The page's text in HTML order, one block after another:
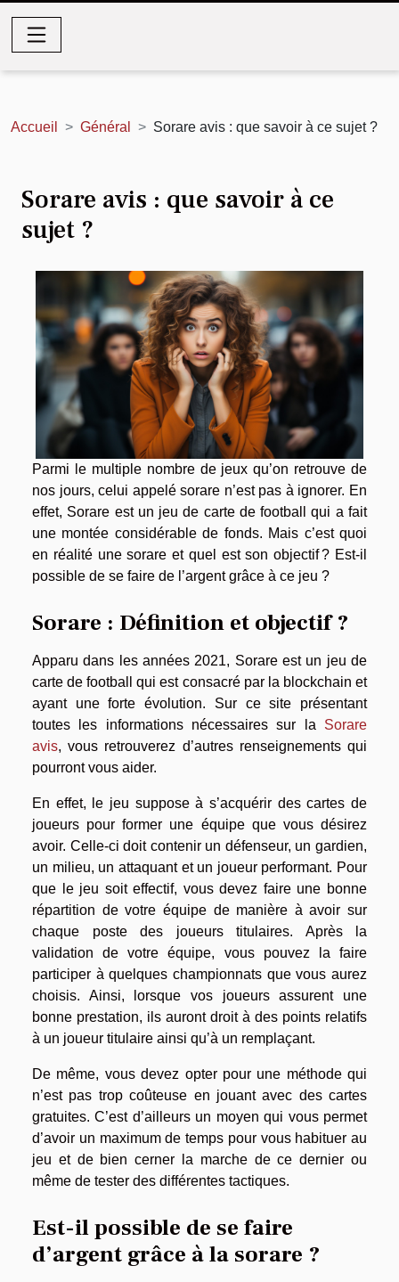
Accueil Général Sorare avis : que savoir à ce sujet ?
Sorare avis : que savoir à ce
sujet ?
Parmi le multiple nombre de jeux qu’on retrouve de
nos jours, celui appelé sorare n’est pas à ignorer. En
effet, Sorare est un jeu de carte de football qui a fait
une montée considérable de fonds. Mais c’est quoi
en réalité une sorare et quel est son objectif ? Est-il
possible de se faire de l’argent grâce à ce jeu ?
Sorare : Définition et objectif ?
Apparu dans les années 2021, Sorare est un jeu de
carte de football qui est consacré par la blockchain et
ayant une forte évolution. Sur ce site présentant
toutes les informations nécessaires sur la Sorare
avis, vous retrouverez d’autres renseignements qui
pourront vous aider.
En effet, le jeu suppose à s’acquérir des cartes de
joueurs pour former une équipe que vous désirez
avoir. Celle-ci doit contenir un défenseur, un gardien,
un milieu, un attaquant et un joueur performant. Pour
que le jeu soit effectif, vous devez faire une bonne
répartition de votre équipe de manière à avoir sur
chaque poste des joueurs titulaires. Après la
validation de votre équipe, vous pouvez la faire
participer à quelques championnats que vous aurez
choisis. Ainsi, lorsque vos joueurs assurent une
bonne prestation, ils auront droit à des points relatifs
à un joueur titulaire ainsi qu’à un remplaçant.
De même, vous devez opter pour une méthode qui
n’est pas trop coûteuse en jouant avec des cartes
gratuites. C’est d’ailleurs un moyen qui vous permet
d’avoir un maximum de temps pour vous habituer au
jeu et de bien cerner la marche de ce dernier ou
même de tester des différentes tactiques.
Est-il possible de se faire
d’argent grâce à la sorare ?